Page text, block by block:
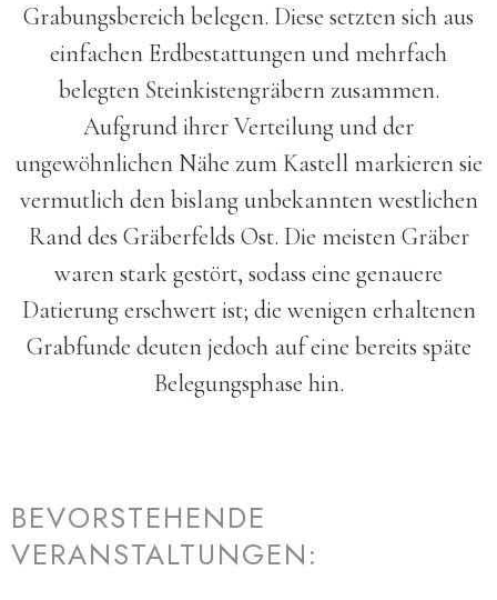
Grabungs­bereich belegen. Diese setzten sich aus
einfachen Erd­bestat­tungen und mehrfach
belegten Stein­kisten­gräbern zusammen.
Aufgrund ihrer Verteilung und der
ungewöhnlichen Nähe zum Kastell markieren sie
vermutlich den bislang unbekannten westlichen
Rand des Gräber­felds Ost. Die meisten Gräber
waren stark gestört, sodass eine genauere
Datierung erschwert ist; die wenigen erhaltenen
Grab­funde deuten jedoch auf eine bereits späte
Belegungs­phase hin.
BEVORSTEHENDE
VERANSTALTUNGEN: